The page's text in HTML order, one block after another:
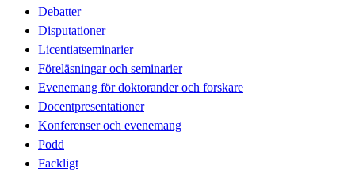
Debatter
Disputationer
Licentiatseminarier
Föreläsningar och seminarier
Evenemang för doktorander och forskare
Docentpresentationer
Konferenser och evenemang
Podd
Fackligt